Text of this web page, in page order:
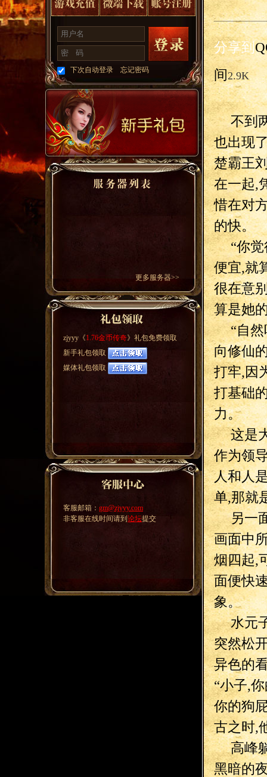
下次自动登录 忘记密码
更多服务器>>
zjyyy《1.76金币传奇》礼包免费领取
新手礼包领取
媒体礼包领取
客服邮箱： gm@zjyyy.com
非客服在线时间请到 论坛提交
分享到
间2.9K
不到
也出现
楚霸王
在一起,
惜在对
的快。
“你
便宜,就
很在意
算是她
“自
向修仙
打牢,因
打基础
力。
这是
作为领
人和人
单,那就
另一
画面中
烟四起,
面便快
象。
水元
突然松
异色的
“小子,
你的狗
古之时,
高峰
黑暗的